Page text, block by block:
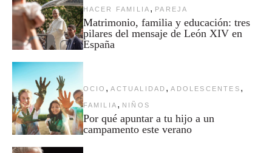
HACER FAMILIA , PAREJA
Matrimonio, familia y educación: tres
pilares del mensaje de León XIV en
España
OCIO , ACTUALIDAD , ADOLESCENTES ,
FAMILIA , NIÑOS
Por qué apuntar a tu hijo a un
campamento este verano